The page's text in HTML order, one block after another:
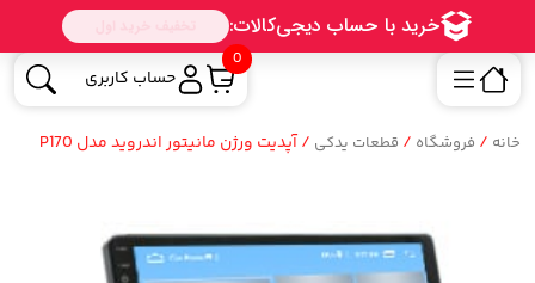
0
حساب کاربری
خانه / فروشگاه / قطعات یدکی / آپدیت ورژن مانیتور اندروید مدل P170